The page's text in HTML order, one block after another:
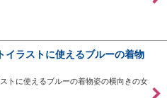
イラストに使えるブルーの着物
トに使えるブルーの着物姿の横向きの女